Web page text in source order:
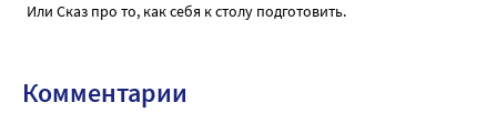
Или Сказ про то, как себя к столу подготовить.
Комментарии